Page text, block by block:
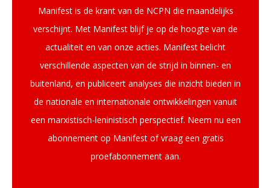
Manifest is de krant van de NCPN die maandelijks
verschijnt. Met Manifest blijf je op de hoogte van de
actualiteit en van onze acties. Manifest belicht
verschillende aspecten van de strijd in binnen- en
buitenland, en publiceert analyses die inzicht bieden in
de nationale en internationale ontwikkelingen vanuit
een marxistisch-leninistisch perspectief. Neem nu een
abonnement op Manifest of vraag een gratis
proefabonnement aan.